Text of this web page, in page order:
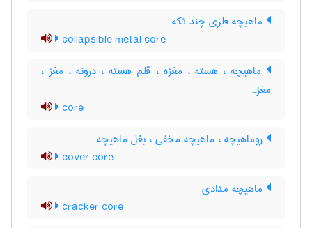
ماهیچه فلزی چند تکه
collapsible metal core
ماهیچه ، هسته ، مغزه ، قلم هسته ، درونه ، مغز ،
مغزہ
core
روماهیچه ، ماهیچه مخفی ، بغل ماهیچه
cover core
ماهیچه مدادی
cracker core